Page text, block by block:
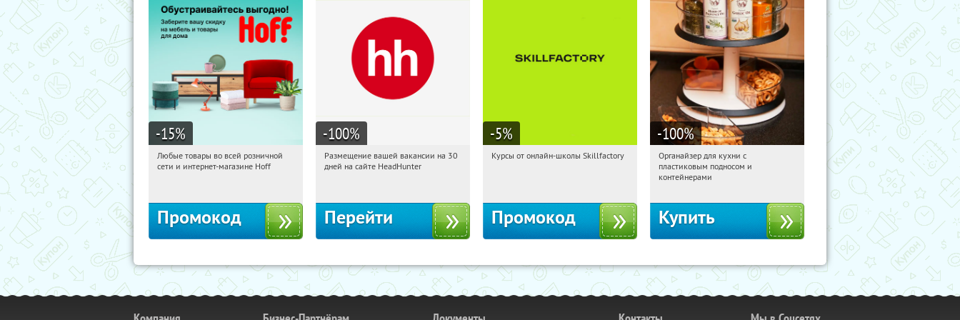
-15%
11:20:44 Получили:
Любые товары во всей розничной
сети и интернет-магазине Hoff
Промокод
-100%
11:20:44 Получили:
Размещение вашей вакансии на 30
дней на сайте HeadHunter
Перейти
-5%
11:20:44
Получи первым!
Курсы от онлайн-школы Skillfactory
Промокод
-100%
11:20:44 Получили:
Россия
Органайзер для кухни с
пластиковым подносом и
контейнерами
Купить